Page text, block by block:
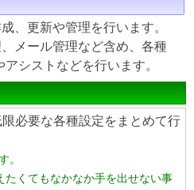
、更新や管理を行います。
メール管理など含め、各種
シストなどを行います。
必要な各種設定をまとめて行
。
くてもなかなか手を出せない事